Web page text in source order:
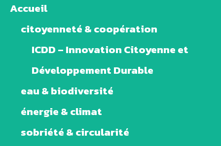
Accueil
citoyenneté & coopération
ICDD – Innovation Citoyenne et
Développement Durable
eau & biodiversité
énergie & climat
sobriété & circularité